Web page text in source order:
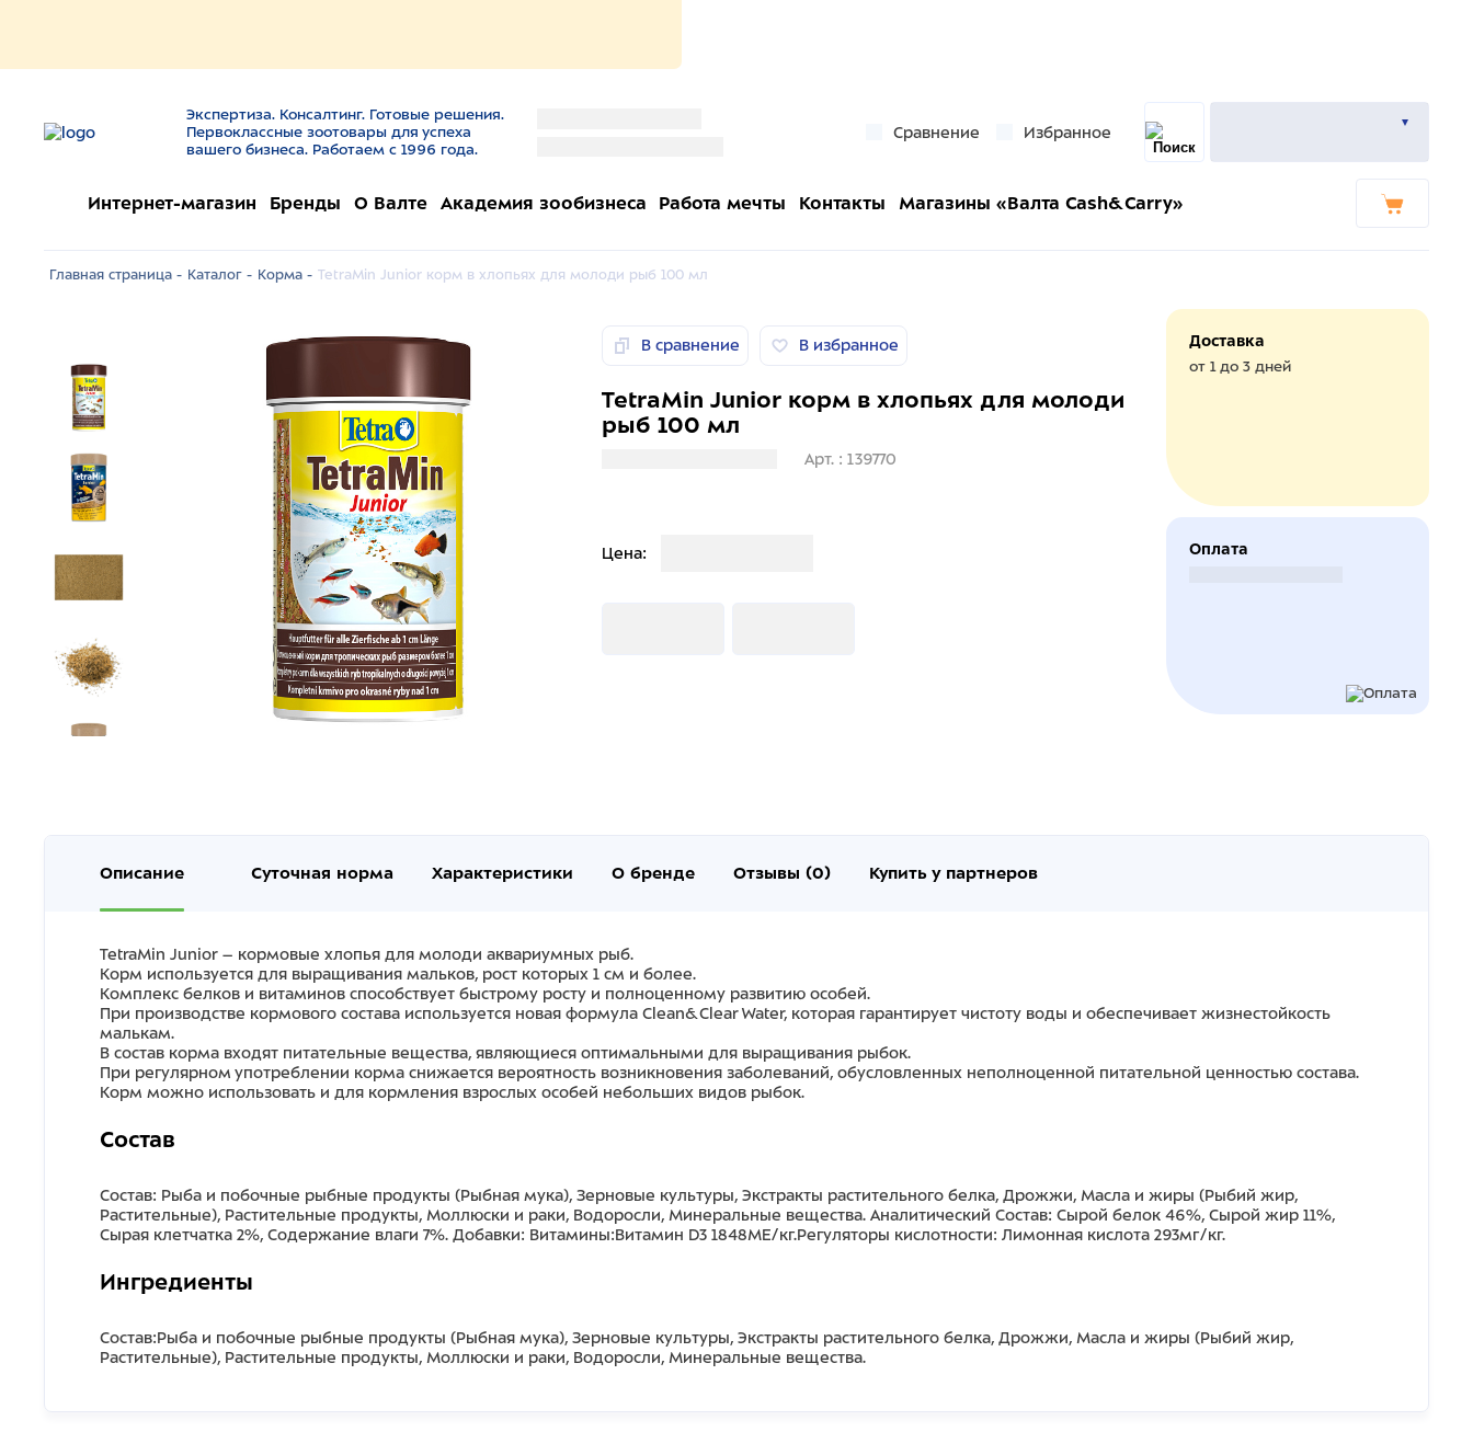
Экспертиза. Консалтинг. Готовые решения.
Первоклассные зоотовары для успеха
вашего бизнеса. Работаем с 1996 года.
Сравнение Избранное
Интернет-магазин Бренды О Валте Академия зообизнеса Работа мечты Контакты Магазины «Валта Cash&Carry»
Главная страница - Каталог - Корма - TetraMin Junior корм в хлопьях для молоди рыб 100 мл
В сравнение В избранное
TetraMin Junior корм в хлопьях для молоди
рыб 100 мл
Арт. : 139770
Цена:
Доставка
от 1 до 3 дней
Оплата
Описание Суточная норма Характеристики О бренде Отзывы (0) Купить у партнеров
TetraMin Junior – кормовые хлопья для молоди аквариумных рыб.
Корм используется для выращивания мальков, рост которых 1 см и более.
Комплекс белков и витаминов способствует быстрому росту и полноценному развитию особей.
При производстве кормового состава используется новая формула Clean&Clear Water, которая гарантирует чистоту воды и обеспечивает жизнестойкость
малькам.
В состав корма входят питательные вещества, являющиеся оптимальными для выращивания рыбок.
При регулярном употреблении корма снижается вероятность возникновения заболеваний, обусловленных неполноценной питательной ценностью состава.
Корм можно использовать и для кормления взрослых особей небольших видов рыбок.
Состав
Состав: Рыба и побочные рыбные продукты (Рыбная мука), Зерновые культуры, Экстракты растительного белка, Дрожжи, Масла и жиры (Рыбий жир,
Растительные), Растительные продукты, Моллюски и раки, Водоросли, Минеральные вещества. Аналитический Состав: Сырой белок 46%, Сырой жир 11%,
Сырая клетчатка 2%, Содержание влаги 7%. Добавки: Витамины:Витамин D3 1848МЕ/кг.Регуляторы кислотности: Лимонная кислота 293мг/кг.
Ингредиенты
Состав:Рыба и побочные рыбные продукты (Рыбная мука), Зерновые культуры, Экстракты растительного белка, Дрожжи, Масла и жиры (Рыбий жир,
Растительные), Растительные продукты, Моллюски и раки, Водоросли, Минеральные вещества.